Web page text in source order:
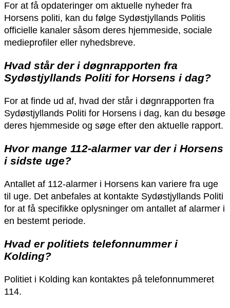
For at få opdateringer om aktuelle nyheder fra
Horsens politi, kan du følge Sydøstjyllands Politis
officielle kanaler såsom deres hjemmeside, sociale
medieprofiler eller nyhedsbreve.
Hvad står der i døgnrapporten fra
Sydøstjyllands Politi for Horsens i dag?
For at finde ud af, hvad der står i døgnrapporten fra
Sydøstjyllands Politi for Horsens i dag, kan du besøge
deres hjemmeside og søge efter den aktuelle rapport.
Hvor mange 112-alarmer var der i Horsens
i sidste uge?
Antallet af 112-alarmer i Horsens kan variere fra uge
til uge. Det anbefales at kontakte Sydøstjyllands Politi
for at få specifikke oplysninger om antallet af alarmer i
en bestemt periode.
Hvad er politiets telefonnummer i
Kolding?
Politiet i Kolding kan kontaktes på telefonnummeret
114.